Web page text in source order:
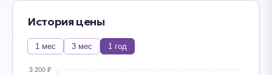
История цены
1 мес 3 мес 1 год